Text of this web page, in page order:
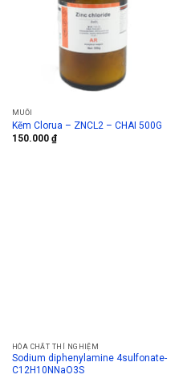
MUỐI
Kẽm Clorua – ZNCL2 – CHAI 500G
150.000 ₫
HÓA CHẤT THÍ NGHIỆM
Sodium diphenylamine 4sulfonate-
C12H10NNaO3S